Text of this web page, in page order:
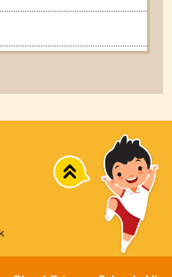
Top